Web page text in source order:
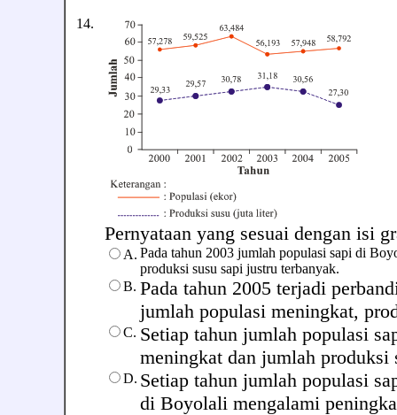
14.
Pernyataan yang sesuai dengan isi
A. Pada tahun 2003 jumlah populasi sapi di
produksi susu sapi justru terbanyak.
B. Pada tahun 2005 terjadi
jumlah populasi meningkat,
C. Setiap tahun jumlah populasi
meningkat dan jumlah produksi
D. Setiap tahun jumlah populasi
di Boyolali mengalami